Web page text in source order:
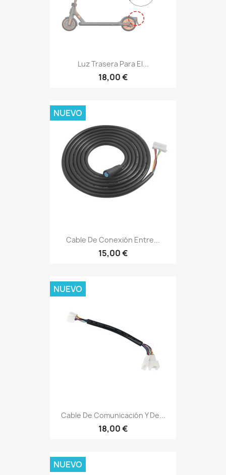
Luz Trasera Para El...
18,00 €
Cable De Conexión Entre...
15,00 €
NUEVO
Cable De Comunicación Y De...
18,00 €
NUEVO
NUEVO